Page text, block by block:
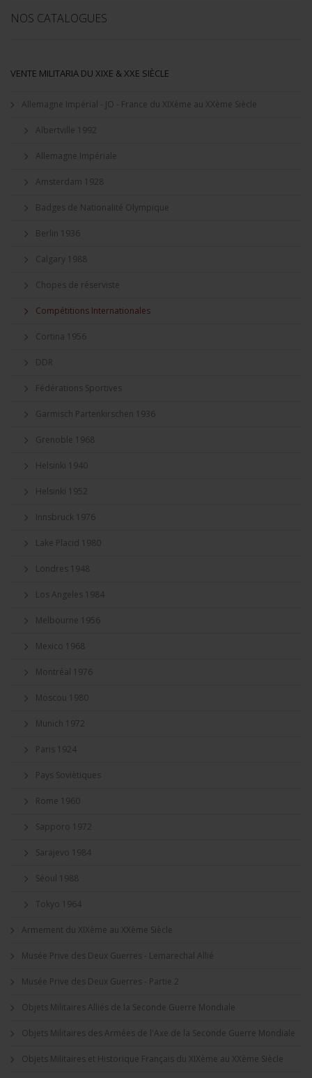
NOS CATALOGUES
VENTE MILITARIA DU XIXE & XXE SIÈCLE
Allemagne Impérial - JO - France du XIXème au XXème Siècle
Albertville 1992
Allemagne Impériale
Amsterdam 1928
Badges de Nationalité Olympique
Berlin 1936
Calgary 1988
Chopes de réserviste
Compétitions Internationales
Cortina 1956
DDR
Fédérations Sportives
Garmisch Partenkirschen 1936
Grenoble 1968
Helsinki 1940
Helsinki 1952
Innsbruck 1976
Lake Placid 1980
Londres 1948
Los Angeles 1984
Melbourne 1956
Mexico 1968
Montréal 1976
Moscou 1980
Munich 1972
Paris 1924
Pays Soviètiques
Rome 1960
Sapporo 1972
Sarajevo 1984
Séoul 1988
Tokyo 1964
Armement du XIXème au XXème Siècle
Musée Prive des Deux Guerres - Lemarechal Allié
Musée Prive des Deux Guerres - Partie 2
Objets Militaires Alliés de la Seconde Guerre Mondiale
Objets Militaires des Armées de l'Axe de la Seconde Guerre Mondiale
Objets Militaires et Historique Français du XIXème au XXème Siècle